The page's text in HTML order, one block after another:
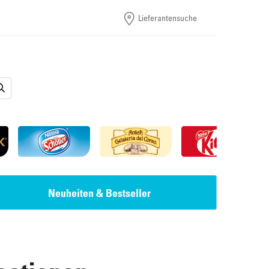
Lieferantensuche
Neuheiten & Bestseller